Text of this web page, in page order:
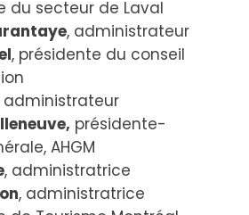
du secteur de Laval
, administrateur
, présidente du conseil
administrateur
présidente-
AHGM
, administratrice
, administratrice